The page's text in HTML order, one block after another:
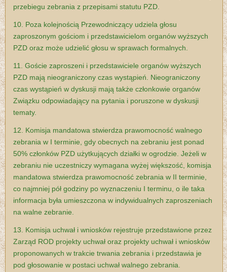
przebiegu zebrania z przepisami statutu PZD.
10. Poza kolejnością Przewodniczący udziela głosu
zaproszonym gościom i przedstawicielom organów wyższych
PZD oraz może udzielić głosu w sprawachformalnych.
11. Goście zaproszeni i przedstawiciele organów wyższych
PZD mają nieograniczony czas wystąpień. Nieograniczony
czas wystąpień w dyskusji mają także członkowie organów
Związku odpowiadający na pytania i poruszone w dyskusji
tematy.
12. Komisja mandatowa stwierdza prawomocność walnego
zebrania w I terminie, gdy obecnych na zebraniu jest ponad
50% członków PZD użytkujących działki w ogrodzie. Jeżeli w
zebraniu nie uczestniczy wymagana wyżej większość, komisja
mandatowa stwierdza prawomocność zebrania w II terminie,
co najmniej pół godziny po wyznaczeniu I terminu, o ile taka
informacja była umieszczona w indywidualnych zaproszeniach
na walne zebranie.
13. Komisja uchwał i wniosków rejestruje przedstawione przez
Zarząd ROD projekty uchwał oraz projekty uchwał i wniosków
proponowanych w trakcie trwania zebrania i przedstawia je
pod głosowanie w postaci uchwał walnego zebrania.